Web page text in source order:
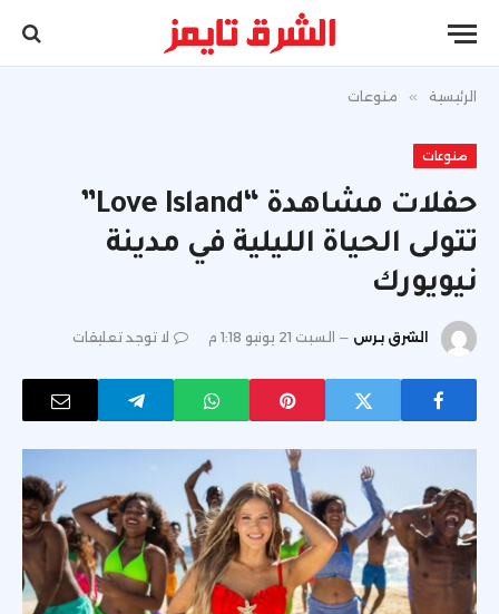
الرئيسية » منوعات
منوعات
حفلات مشاهدة “Love Island”
تتولى الحياة الليلية في مدينة
نيويورك
الشرق برس السبت 21 يونيو 1:18 م لا توجد تعليقات